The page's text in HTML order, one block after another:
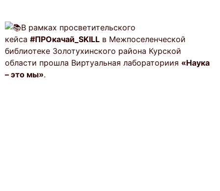
В рамках просветительского
кейса #ПРОкачай_SKILL в Межпоселенческой
библиотеке Золотухинского района Курской
области прошла Виртуальная лабораториия «Наука
– это мы».